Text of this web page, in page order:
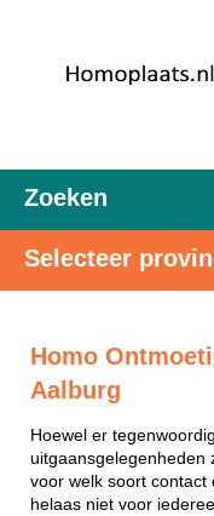
Zoeken
Selecteer
Homo
Aalburg
Hoewel er
uitgaansgelegenheden
voor welk soort contact
helaas niet voor